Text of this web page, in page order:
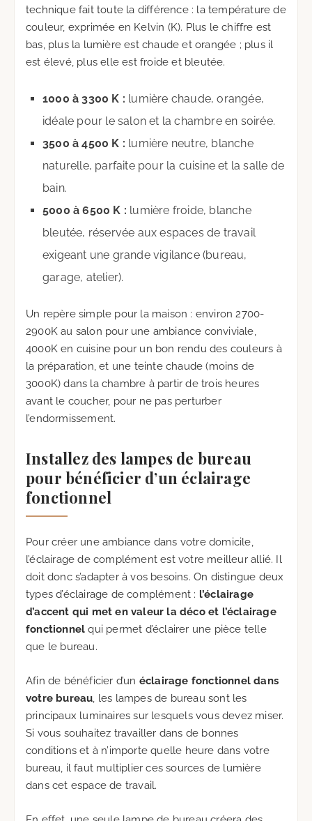
technique fait toute la différence : la température de
couleur, exprimée en Kelvin (K). Plus le chiffre est
bas, plus la lumière est chaude et orangée ; plus il
est élevé, plus elle est froide et bleutée.
1000 à 3300 K : lumière chaude, orangée,
idéale pour le salon et la chambre en soirée.
3500 à 4500 K : lumière neutre, blanche
naturelle, parfaite pour la cuisine et la salle de
bain.
5000 à 6500 K : lumière froide, blanche
bleutée, réservée aux espaces de travail
exigeant une grande vigilance (bureau,
garage, atelier).
Un repère simple pour la maison : environ 2700-
2900K au salon pour une ambiance conviviale,
4000K en cuisine pour un bon rendu des couleurs à
la préparation, et une teinte chaude (moins de
3000K) dans la chambre à partir de trois heures
avant le coucher, pour ne pas perturber
l’endormissement.
Installez des lampes de bureau
pour bénéficier d’un éclairage
fonctionnel
Pour créer une ambiance dans votre domicile,
l’éclairage de complément est votre meilleur allié. Il
doit donc s’adapter à vos besoins. On distingue deux
types d’éclairage de complément : l’éclairage
d’accent qui met en valeur la déco et l’éclairage
fonctionnel qui permet d’éclairer une pièce telle
que le bureau.
Afin de bénéficier d’un éclairage fonctionnel dans
votre bureau, les lampes de bureau sont les
principaux luminaires sur lesquels vous devez miser.
Si vous souhaitez travailler dans de bonnes
conditions et à n’importe quelle heure dans votre
bureau, il faut multiplier ces sources de lumière
dans cet espace de travail.